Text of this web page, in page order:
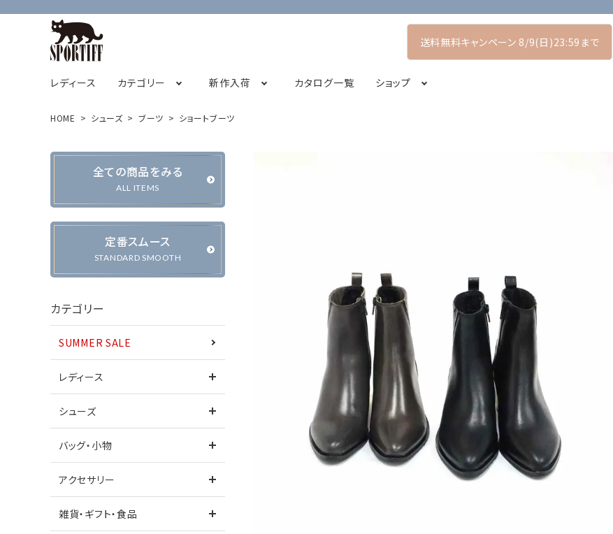
送料無料キャンペーン 8/9(日)23:59まで
レディース カテゴリー
フレンチスリーブ チュニック
キャミソール
カーディガン・ベスト ジャケット・ブルゾン
パンツ
ワンピース
シューズ サンダル バッグ ネックレス
カタログ未掲載商品
ネコロゴシリーズ 定番ベロア 定番スムース
新作入荷
2026オータムコレクション先行販売
カタログ一覧 ショップ
SPORTIFF茅ヶ崎店 STAFF BLOG
HOME シューズ ブーツ ショートブーツ
全ての商品をみる
ALL ITEMS
定番スムース
STANDARD SMOOTH
カテゴリー
SUMMER SALE
レディース
シューズ
バッグ・小物
アクセサリー
雑貨・ギフト・食品